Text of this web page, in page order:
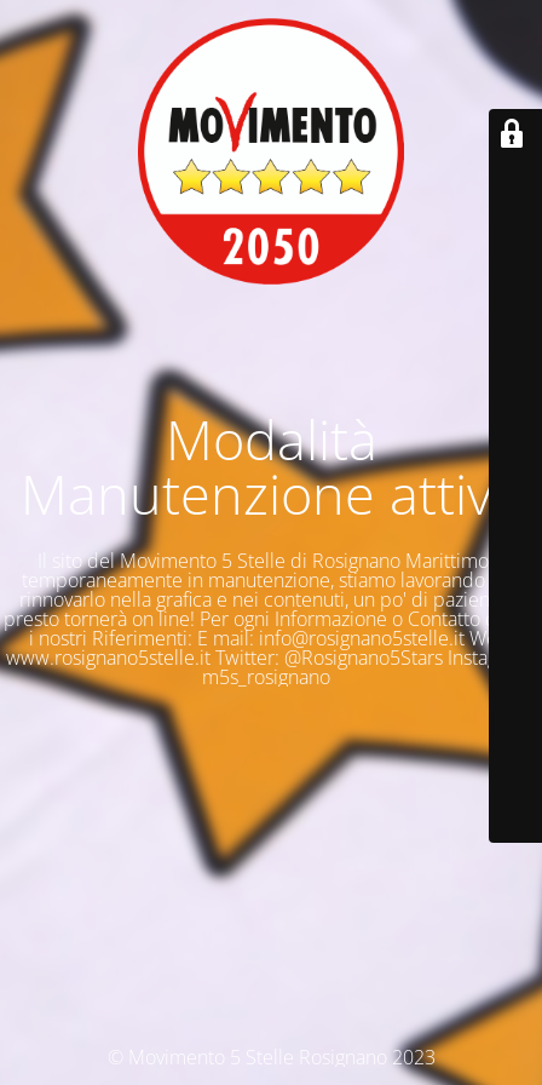
Modalità
Manutenzione attiva
Il sito del Movimento 5 Stelle di Rosignano Marittimo è
temporaneamente in manutenzione, stiamo lavorando per
rinnovarlo nella grafica e nei contenuti, un po' di pazienza e
presto tornerà on line! Per ogni Informazione o Contatto questi
i nostri Riferimenti: E mail: info@rosignano5stelle.it Web:
www.rosignano5stelle.it Twitter: @Rosignano5Stars Instagram:
m5s_rosignano
© Movimento 5 Stelle Rosignano 2023